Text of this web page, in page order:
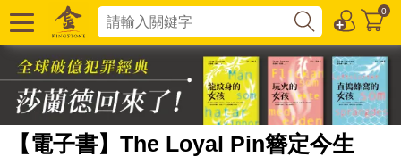
0
【電子書】The Loyal Pin簪定今生